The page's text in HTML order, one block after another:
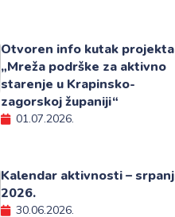
Otvoren info kutak projekta
„Mreža podrške za aktivno
starenje u Krapinsko-
zagorskoj županiji“
01.07.2026.
Kalendar aktivnosti – srpanj
2026.
30.06.2026.